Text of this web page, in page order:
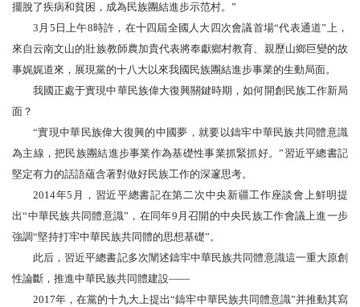
擺脫了疾病和貧困，成為民族團結進步示范村。”
3月5日上午8時許，在十四屆全國人大四次會議首場“代表通道”上，
來自云南文山的壯族教師農加貴代表將奉獻鄉村教育、親歷山鄉巨變的故
事娓娓道來，展現黨的十八大以來我國民族團結進步事業的生動局面。
我國正處于實現中華民族偉大復興關鍵時期，如何開創民族工作新局
面？
“實現中華民族偉大復興的中國夢，就要以鑄牢中華民族共同體意識
為主線，把民族團結進步事業作為基礎性事業抓緊抓好。”習近平總書記
堅定有力的話語蘊含著對做好民族工作的深邃思考。
2014年5月，習近平總書記在第二次中央新疆工作座談會上鮮明提
出“中華民族共同體意識”，在同年9月召開的中央民族工作會議上進一步
強調“堅持打牢中華民族共同體的思想基礎”。
此后，習近平總書記多次闡述鑄牢中華民族共同體意識這一重大原創
性論斷，推進中華民族共同體建設——
2017年，在黨的十九大上提出“鑄牢中華民族共同體意識”并推動其寫